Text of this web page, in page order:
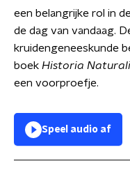
een belangrijke rol in
de dag van vandaag.
kruidengeneeskunde
boek Historia
een voorproefje.
Speel audio af